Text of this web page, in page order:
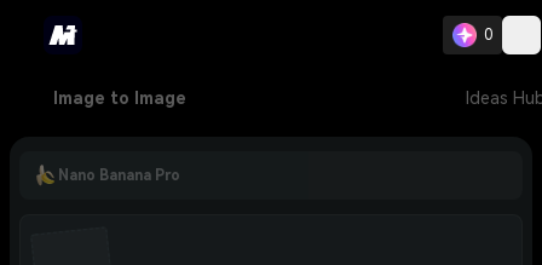
0
Image to Image Ideas
Nano Banana Pro